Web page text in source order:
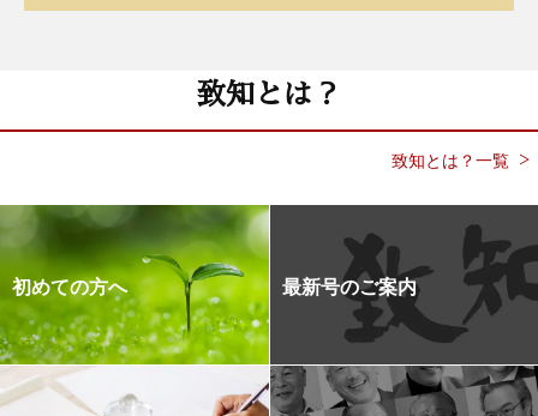
致知とは？
致知とは？一覧
初めての方へ 最新号のご案内